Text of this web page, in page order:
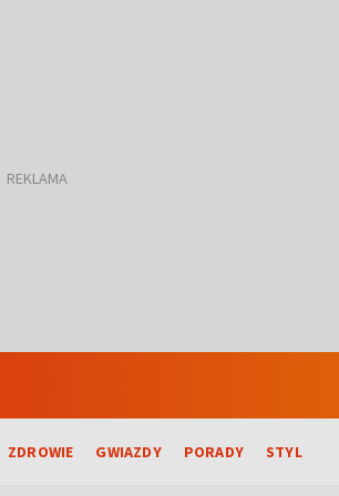
ZDROWIE GWIAZDY PORADY STYL